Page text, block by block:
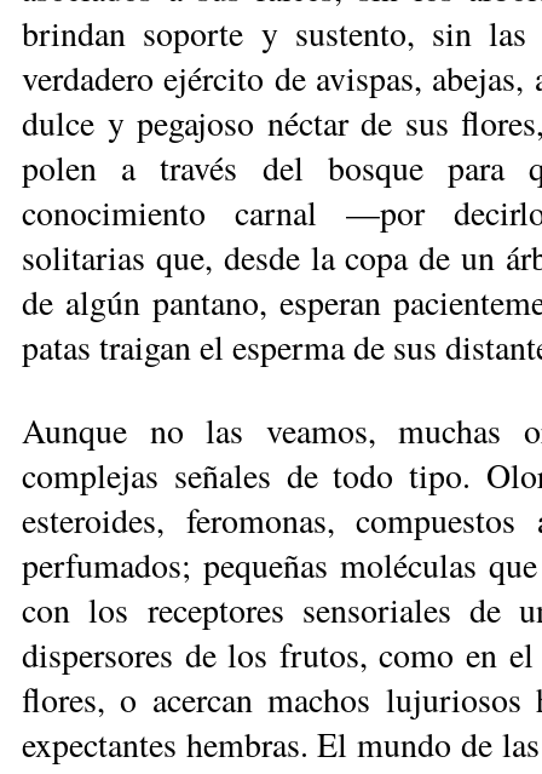
brindan soporte y sustento, sin
verdadero ejército de avispas,
dulce y pegajoso néctar de sus
polen a través del bosque para
conocimiento carnal —por
solitarias que, desde la copa de un
de algún pantano, es­peran
patas traigan el esperma de sus
Aunque no las veamos, muchas
complejas señales de todo tipo.
esteroides, feromonas,
perfumados; pequeñas moléculas
con los receptores sensoriales de
dispersores de los frutos, como en
flores, o acercan machos lujuriosos
expectantes hembras. El mundo de